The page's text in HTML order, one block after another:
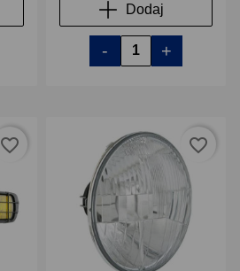
Dodaj
- +
favorite_border favorite_border